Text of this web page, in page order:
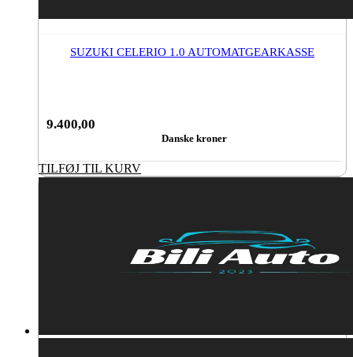
SUZUKI CELERIO 1.0 AUTOMATGEARKASSE
9.400,00
Danske kroner
TILFØJ TIL KURV